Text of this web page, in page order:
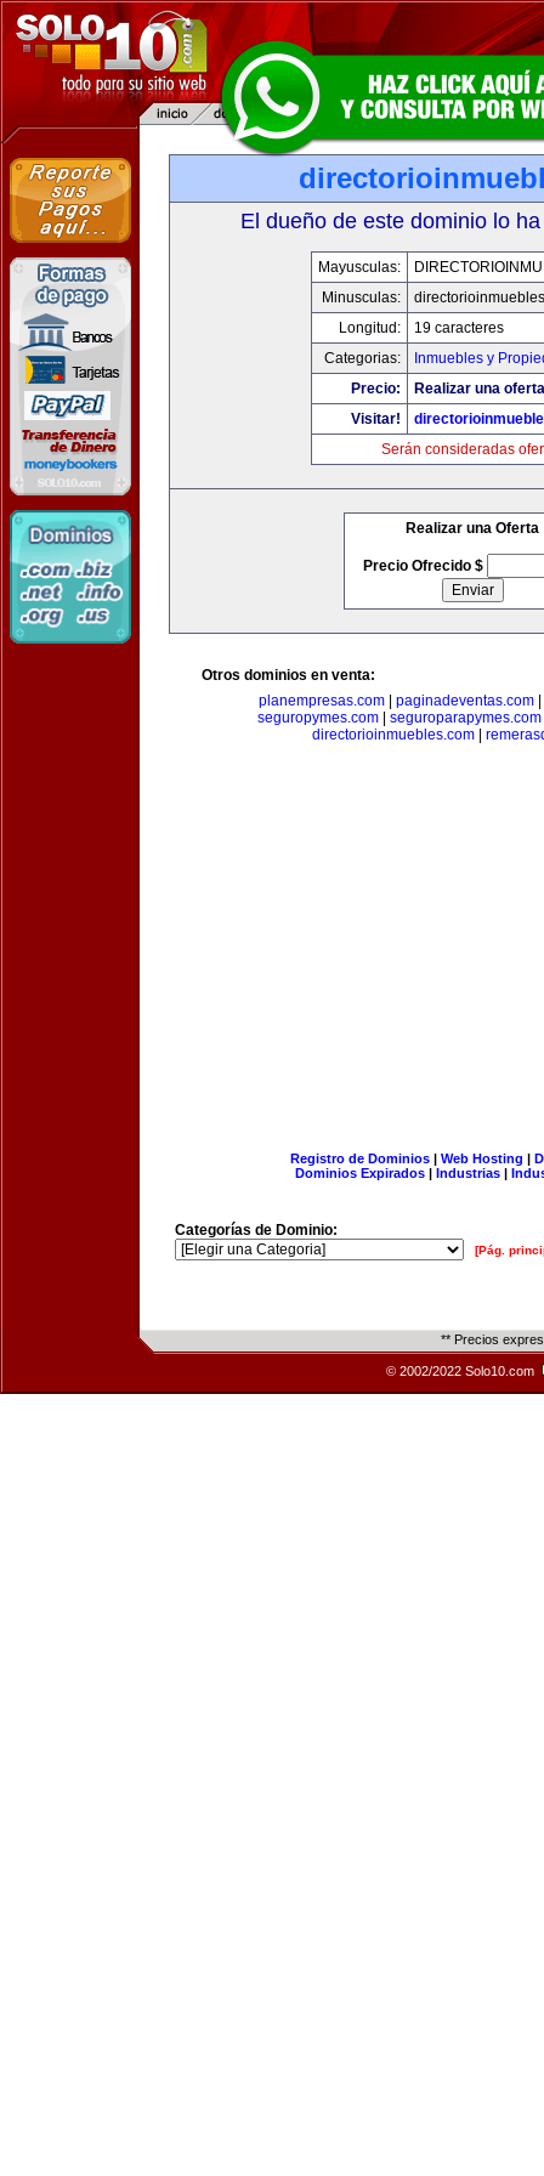
El dueño de este dominio lo
Mayusculas:
Minusculas:
Longitud:
19 caracteres
Categorias:
Inmuebles y
Precio:
Realizar una
Visitar!
Serán consideradas
Realizar una Oferta
Precio Ofrecido $
Otros dominios en venta:
planempresas.com
paginadeventas.com
seguropymes.com| seguroparapymes.com
directorioinmuebles.com
Registro de Dominios| Web Hosting |
Dominios Expirados | Industrias |
Categorías de Dominio:
[Pág.
** Precios
© 2002/2022 Solo10.com